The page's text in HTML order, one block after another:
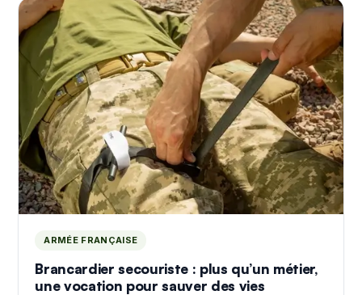
ARMÉE FRANÇAISE
Brancardier secouriste : plus qu’un métier,
une vocation pour sauver des vies